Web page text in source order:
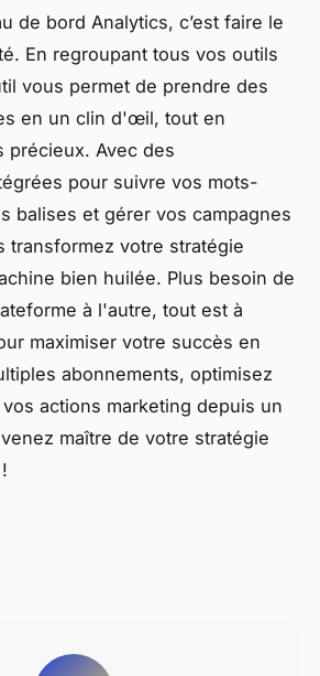
de bord Analytics, c’est faire le
En regroupant tous vos outils
vous permet de prendre des
en un clin d'œil, tout en
précieux. Avec des
pour suivre vos mots-
balises et gérer vos campagnes
transformez votre stratégie
bien huilée. Plus besoin de
à l'autre, tout est à
maximiser votre succès en
abonnements, optimisez
actions marketing depuis un
maître de votre stratégie